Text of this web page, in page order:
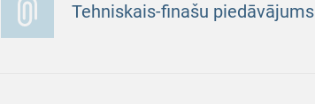
Tehniskais-finašu piedāvājums